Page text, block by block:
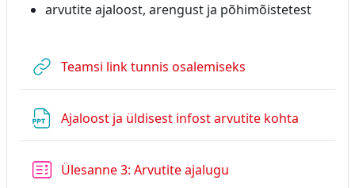
arvutite ajaloost, arengust ja põhimõistetest
Teamsi link tunnis osalemiseks
Ajaloost ja üldisest infost arvutite kohta
Ülesanne 3: Arvutite ajalugu